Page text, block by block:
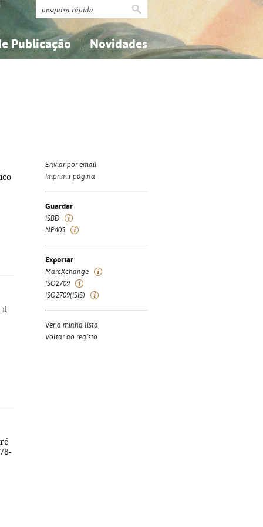
Publicação Novidades
Enviar por email
Imprimir página
Guardar
ISBD
NP405
Exportar
MarcXchange
ISO2709
ISO2709(ISIS)
Ver a minha lista
Voltar ao registo